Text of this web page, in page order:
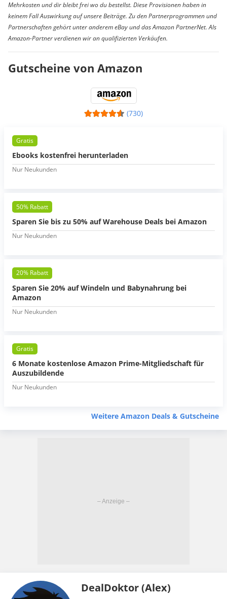
Mehrkosten und dir bleibt frei wo du bestellst. Diese Provisionen haben in
keinem Fall Auswirkung auf unsere Beiträge. Zu den Partnerprogrammen und
Partnerschaften gehört unter anderem eBay und das Amazon PartnerNet. Als
Amazon-Partner verdienen wir an qualifizierten Verkäufen.
Gutscheine von Amazon
(730)
Gratis
Ebooks kostenfrei herunterladen
Nur Neukunden
50% Rabatt
Sparen Sie bis zu 50% auf Warehouse Deals bei Amazon
Nur Neukunden
20% Rabatt
Sparen Sie 20% auf Windeln und Babynahrung bei
Amazon
Nur Neukunden
Gratis
6 Monate kostenlose Amazon Prime-Mitgliedschaft für
Auszubildende
Nur Neukunden
Weitere Amazon Deals & Gutscheine
DealDoktor (Alex)